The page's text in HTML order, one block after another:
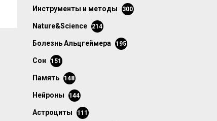
инструменты и методы 300
Nature&Science 214
болезнь Альцгеймера 195
сон 151
память 148
нейроны 144
астроциты 111